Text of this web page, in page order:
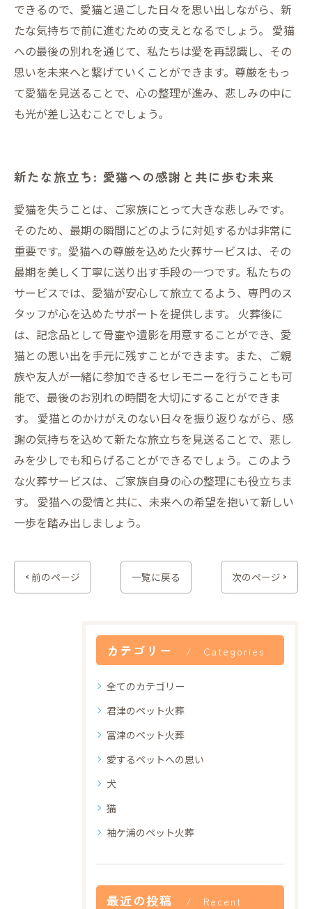
できるので、愛猫と過ごした日々を思い出しながら、新
たな気持ちで前に進むための支えとなるでしょう。 愛猫
への最後の別れを通じて、私たちは愛を再認識し、その
思いを未来へと繋げていくことができます。尊厳をもっ
て愛猫を見送ることで、心の整理が進み、悲しみの中に
も光が差し込むことでしょう。
新たな旅立ち: 愛猫への感謝と共に歩む未来
愛猫を失うことは、ご家族にとって大きな悲しみです。
そのため、最期の瞬間にどのように対処するかは非常に
重要です。愛猫への尊厳を込めた火葬サービスは、その
最期を美しく丁寧に送り出す手段の一つです。私たちの
サービスでは、愛猫が安心して旅立てるよう、専門のス
タッフが心を込めたサポートを提供します。 火葬後に
は、記念品として骨壷や遺影を用意することができ、愛
猫との思い出を手元に残すことができます。また、ご親
族や友人が一緒に参加できるセレモニーを行うことも可
能で、最後のお別れの時間を大切にすることができま
す。 愛猫とのかけがえのない日々を振り返りながら、感
謝の気持ちを込めて新たな旅立ちを見送ることで、悲し
みを少しでも和らげることができるでしょう。このよう
な火葬サービスは、ご家族自身の心の整理にも役立ちま
す。 愛猫への愛情と共に、未来への希望を抱いて新しい
一歩を踏み出しましょう。
< 前のページ 一覧に戻る 次のページ >
カテゴリー Categories
全てのカテゴリー
君津のペット火葬
富津のペット火葬
愛するペットへの思い
犬
猫
袖ケ浦のペット火葬
最近の投稿
Recent